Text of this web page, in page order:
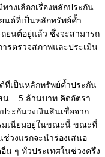
างเลือกเรื่องหลักประกัน
นต์ที่เป็นหลักทรัพย์ค้ำ
ยนต์อยู่แล้ว ซึ่งจะสามารถ
รตรวจสภาพและประเมิน
ที่เป็นหลักทรัพย์ค้ำประกัน
น – 5 ล้านบาท คิดอัตรา
ระกันวงเงินสินเชื่อจาก
มเนียมอยู่ในขณะนี้ ขณะที่
วงแรกจะนำร่องเสนอ
ๆ ทั่วประเทศในช่วงครึ่ง